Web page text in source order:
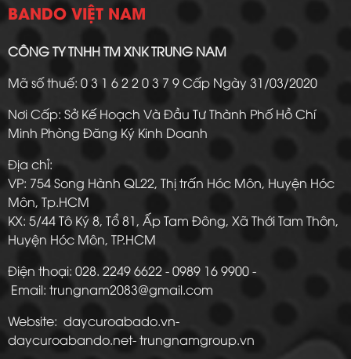
BANDO VIỆT NAM
CÔNG TY TNHH TM XNK TRUNG NAM
Mã số thuế: 0 3 1 6 2 2 0 3 7 9 Cấp Ngày 31/03/2020
Nơi Cấp: Sở Kế Hoạch Và Đầu Tư Thành Phố Hồ Chí
Minh Phòng Đăng Ký Kinh Doanh
Địa chỉ:
VP: 754 Song Hành QL22, Thị trấn Hóc Môn, Huyện Hóc
Môn, Tp.HCM
KX: 5/44 Tô Ký 8, Tổ 81, Ấp Tam Đông, Xã Thới Tam Thôn,
Huyện Hóc Môn, TP.HCM
Điện thoại: 028. 2249 6622 - 0989 16 9900 -
Email: trungnam2083@gmail.com
Website: daycuroabado.vn-
daycuroabando.net- trungnamgroup.vn